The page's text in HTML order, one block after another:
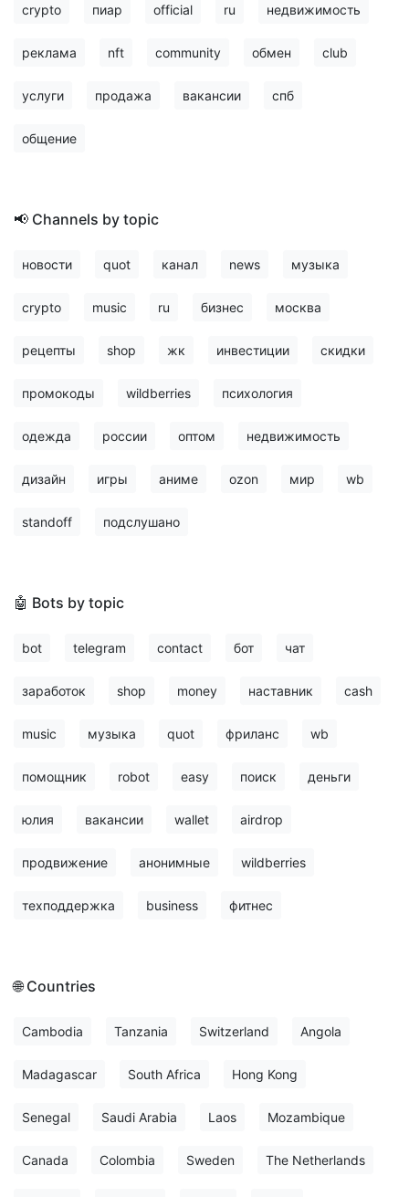
crypto пиар official ru недвижимость
реклама nft community обмен club
услуги продажа вакансии спб
общение
📢 Channels by topic
новости quot канал news музыка
crypto music ru бизнес москва
рецепты shop жк инвестиции скидки
промокоды wildberries психология
одежда россии оптом недвижимость
дизайн игры аниме ozon мир wb
standoff подслушано
🤖 Bots by topic
bot telegram contact бот чат
заработок shop money наставник cash
music музыка quot фриланс wb
помощник robot easy поиск деньги
юлия вакансии wallet airdrop
продвижение анонимные wildberries
техподдержка business фитнес
🌐 Countries
Cambodia Tanzania Switzerland Angola
Madagascar South Africa Hong Kong
Senegal Saudi Arabia Laos Mozambique
Canada Colombia Sweden The Netherlands